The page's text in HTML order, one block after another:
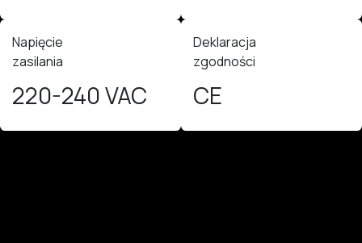
Napięcie
zasilania
220-240 VAC
Deklaracja
zgodności
CE